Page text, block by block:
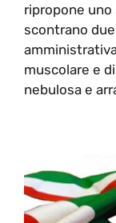
ripropone uno
scontrano
muscolare e
nebulosa e